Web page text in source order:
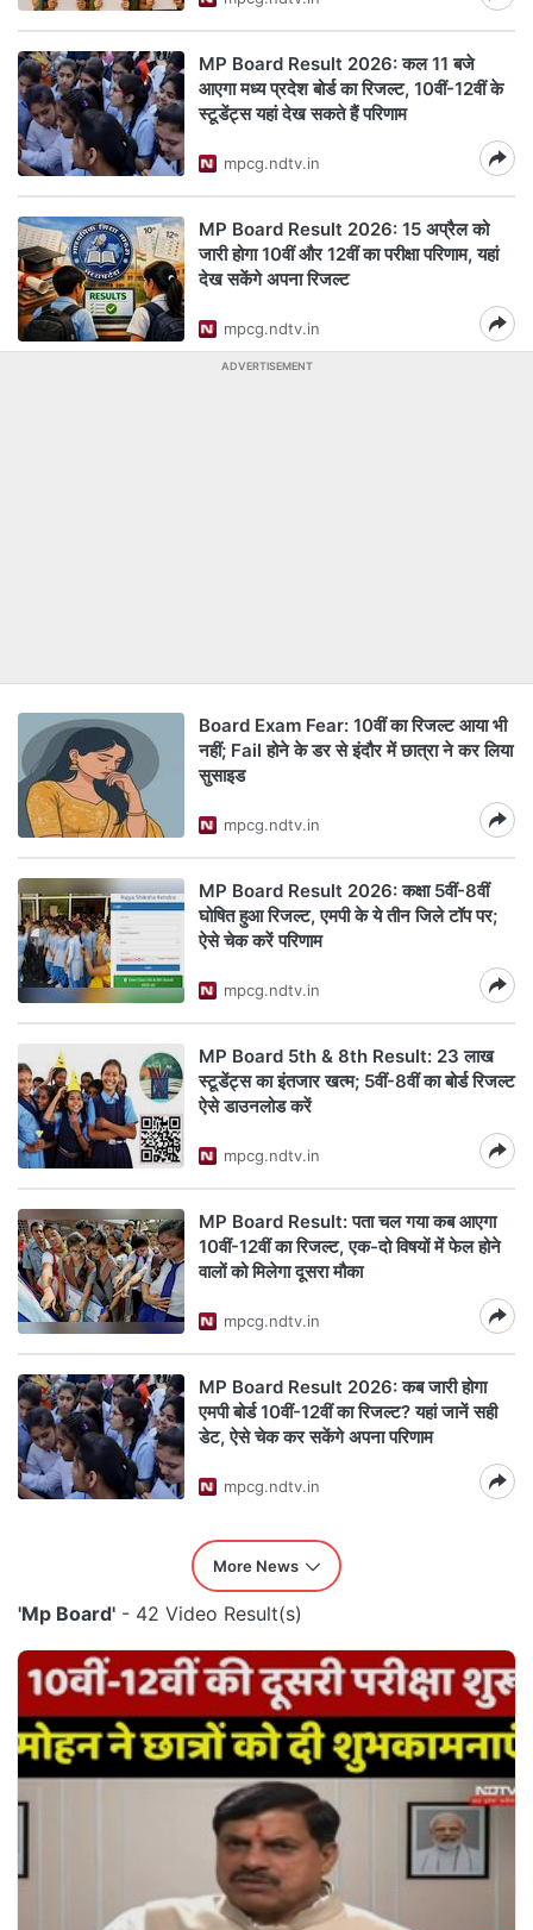
MP Board Result 2026: कल 11 बजे
आएगा मध्य प्रदेश बोर्ड का रिजल्ट, 10वीं-12वीं के
स्टूडेंट्स यहां देख सकते हैं परिणाम
mpcg.ndtv.in
MP Board Result 2026: 15 अप्रैल को
जारी होगा 10वीं और 12वीं का परीक्षा परिणाम, यहां
देख सकेंगे अपना रिजल्ट
mpcg.ndtv.in
ADVERTISEMENT
Board Exam Fear: 10वीं का रिजल्ट आया भी
नहीं; Fail होने के डर से इंदौर में छात्रा ने कर लिया
सुसाइड
mpcg.ndtv.in
MP Board Result 2026: कक्षा 5वीं-8वीं
घोषित हुआ रिजल्ट, एमपी के ये तीन जिले टॉप पर;
ऐसे चेक करें परिणाम
mpcg.ndtv.in
MP Board 5th & 8th Result: 23 लाख
स्टूडेंट्स का इंतजार खत्म; 5वीं-8वीं का बोर्ड रिजल्ट
ऐसे डाउनलोड करें
mpcg.ndtv.in
MP Board Result: पता चल गया कब आएगा
10वीं-12वीं का रिजल्ट, एक-दो विषयों में फेल होने
वालों को मिलेगा दूसरा मौका
mpcg.ndtv.in
MP Board Result 2026: कब जारी होगा
एमपी बोर्ड 10वीं-12वीं का रिजल्ट? यहां जानें सही
डेट, ऐसे चेक कर सकेंगे अपना परिणाम
mpcg.ndtv.in
More News
'Mp Board' - 42 Video Result(s)